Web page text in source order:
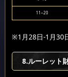
11~20
※1月28日-1月30
8.ルーレット